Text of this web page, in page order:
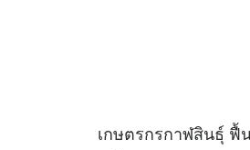
เกษตรกรกาฬสินธุ์ ฟื้